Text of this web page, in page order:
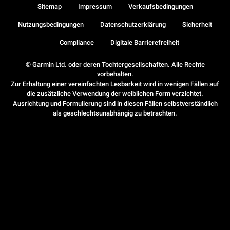
© Garmin Ltd. oder deren Tochtergesellschaften. Alle Rechte
vorbehalten.
Zur Erhaltung einer vereinfachten Lesbarkeit wird in wenigen Fällen auf
die zusätzliche Verwendung der weiblichen Form verzichtet.
Ausrichtung und Formulierung sind in diesen Fällen selbstverständlich
als geschlechtsunabhängig zu betrachten.
Sitemap Impressum Verkaufsbedingungen
Nutzungsbedingungen Datenschutzerklärung Sicherheit
Compliance Digitale Barrierefreiheit